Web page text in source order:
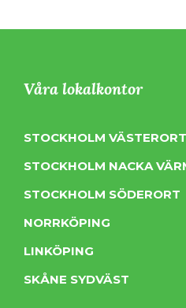
Våra lokalkontor
STOCKHOLM VÄSTERORT
STOCKHOLM NACKA
STOCKHOLM SÖDERORT
NORRKÖPING
LINKÖPING
SKÅNE SYDVÄST